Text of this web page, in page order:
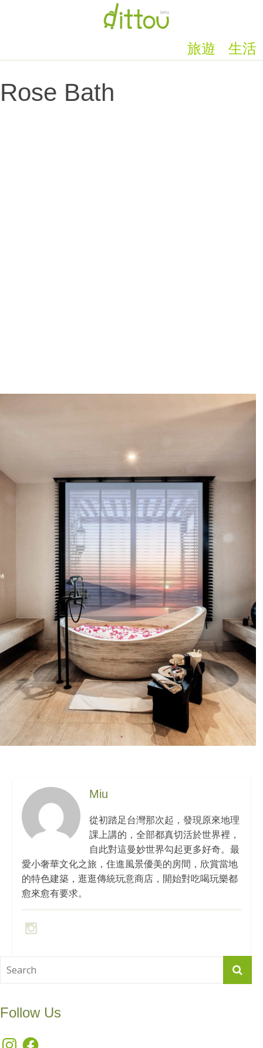
生活
旅遊
Rose Bath
Miu
從初踏足台灣那次起，發現原來地理
課上講的，全部都真切活於世界裡，
自此對這曼妙世界勾起更多好奇。最
愛小奢華文化之旅，住進風景優美的房間，欣賞當地
的特色建築，逛逛傳統玩意商店，開始對吃喝玩樂都
愈來愈有要求。
Follow Us
InstagramFacebook